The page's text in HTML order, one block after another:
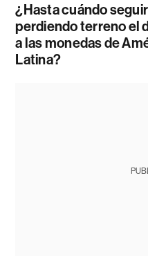
¿Hasta cuándo
perdiendo terreno el
a las monedas de
Latina?